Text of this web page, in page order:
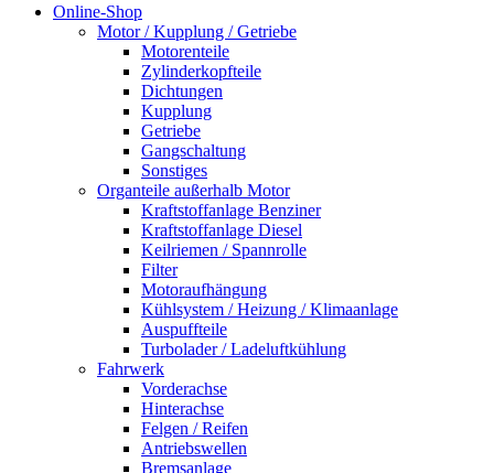
Online-Shop
Motor / Kupplung / Getriebe
Motorenteile
Zylinderkopfteile
Dichtungen
Kupplung
Getriebe
Gangschaltung
Sonstiges
Organteile außerhalb Motor
Kraftstoffanlage Benziner
Kraftstoffanlage Diesel
Keilriemen / Spannrolle
Filter
Motoraufhängung
Kühlsystem / Heizung / Klimaanlage
Auspuffteile
Turbolader / Ladeluftkühlung
Fahrwerk
Vorderachse
Hinterachse
Felgen / Reifen
Antriebswellen
Bremsanlage